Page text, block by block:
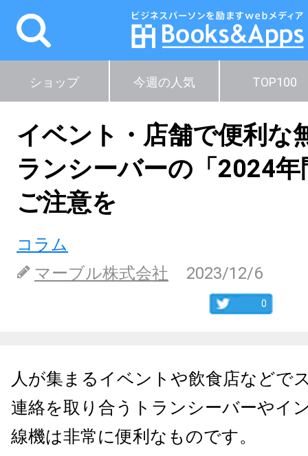
ショップ 今週の人気 TOP100
イベント・店舗で便利な
ランシーバーの「2024年
ご注意を
コラム
マーブル株式会社
2023/12/6
0
人が集まるイベントや飲食店などで
連絡を取り合うトランシーバーやイ
線機は非常に便利なものです。